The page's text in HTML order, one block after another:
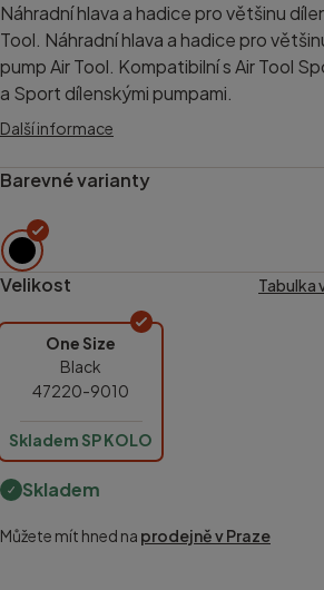
Náhradní hlava a hadice pro většinu
Tool. Náhradní hlava a hadice pro
pump Air Tool. Kompatibilní s Air Tool
a Sport dílenskými pumpami.
Další informace
Barevné varianty
Velikost Tabulka
One Size
Black
47220-9010
Skladem SP KOLO
Skladem
Můžete mít hned na prodejně v Praze